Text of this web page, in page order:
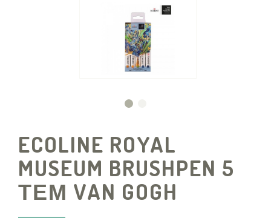
ECOLINE ROYAL
MUSEUM BRUSHPEN 5
ΤΕΜ VAN GOGH